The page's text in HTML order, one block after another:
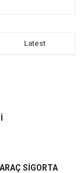
Latest
SİGORTA